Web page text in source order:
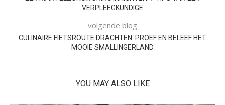
VERPLEEGKUNDIGE
volgende blog
CULINAIRE FIETSROUTE DRACHTEN: PROEF EN BELEEF HET
MOOIE SMALLINGERLAND
YOU MAY ALSO LIKE